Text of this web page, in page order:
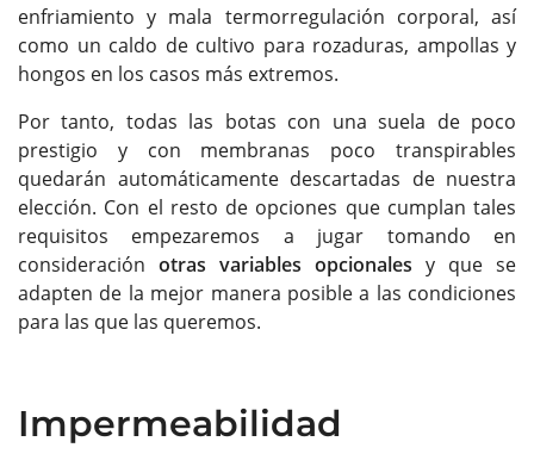
enfriamiento y mala termorregulación corporal, así
como un caldo de cultivo para rozaduras, ampollas y
hongos en los casos más extremos.
Por tanto, todas las botas con una suela de poco
prestigio y con membranas poco transpirables
quedarán automáticamente descartadas de nuestra
elección. Con el resto de opciones que cumplan tales
requisitos empezaremos a jugar tomando en
consideración otras variables opcionales y que se
adapten de la mejor manera posible a las condiciones
para las que las queremos.
Impermeabilidad